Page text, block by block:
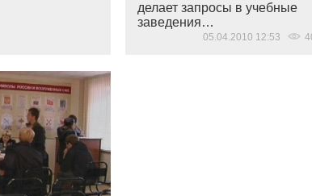
делает запросы в учебные
заведения…
05.04.2010 12:53